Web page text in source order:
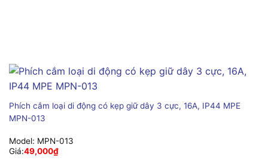
Phích cắm loại di động có kẹp giữ dây 3 cực, 16A, IP44 MPE
MPN-013
Model: MPN-013
Giá:49,000₫